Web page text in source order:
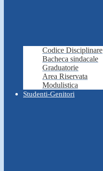
Codice Disciplinare
Bacheca sindacale
Graduatorie
Area Riservata
Modulistica
Studenti-Genitori